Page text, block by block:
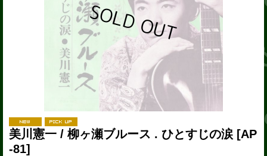
美川憲一 / 柳ヶ瀬ブルース . ひとすじの涙 [AP
-81]